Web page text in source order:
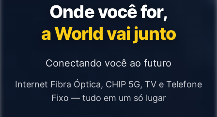
Onde você for,
a World vai junto
Conectando você ao futuro
Internet Fibra Óptica, CHIP 5G, TV e Telefone
Fixo — tudo em um só lugar